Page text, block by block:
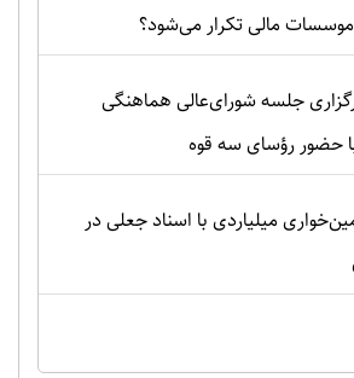
موسسات مالی تکرار می‌شود؟
جلسه شورای‌عالی هماهنگی
حضور رؤسای سه قوه
میلیاردی با اسناد جعلی در